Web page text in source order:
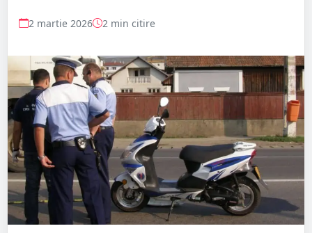
2 martie 2026 2 min citire